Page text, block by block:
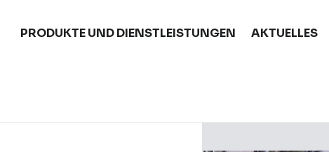
PRODUKTE UND DIENSTLEISTUNGEN AKTUELLES